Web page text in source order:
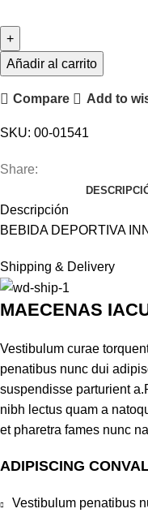
INN
cantidad
Añadir al carrito
Compare Add to
SKU: 00-01541
Share:
Descripción
BEBIDA DEPORTIVA INN
Shipping & Delivery
MAECENAS
Vestibulum curae
penatibus nunc dui
suspendisse parturient
nibh lectus quam a
et pharetra fames nunc
ADIPISCING
Vestibulum penatibus